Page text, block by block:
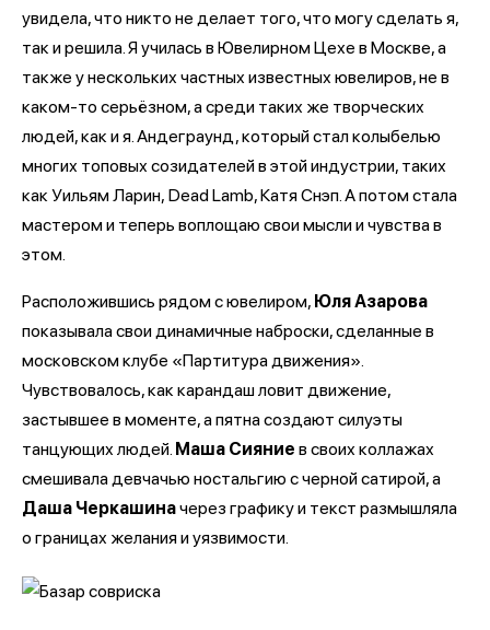
увидела, что никто не делает того, что могу сделать я,
так и решила. Я училась в Ювелирном Цехе в Москве, а
также у нескольких частных известных ювелиров, не в
каком-то серьёзном, а среди таких же творческих
людей, как и я. Андеграунд, который стал колыбелью
многих топовых созидателей в этой индустрии, таких
как Уильям Ларин, Dead Lamb, Катя Снэп. А потом стала
мастером и теперь воплощаю свои мысли и чувства в
этом.
Расположившись рядом с ювелиром, Юля Азарова
показывала свои динамичные наброски, сделанные в
московском клубе «Партитура движения».
Чувствовалось, как карандаш ловит движение,
застывшее в моменте, а пятна создают силуэты
танцующих людей. Маша Сияние в своих коллажах
смешивала девчачью ностальгию с черной сатирой, а
Даша Черкашиначерез графику и текст размышляла
о границах желания и уязвимости.